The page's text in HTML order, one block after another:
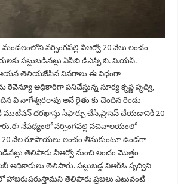
మండలంలోని నర్సింగపల్లి వీఆర్వో 20 వేలు లంచం
పట్టుబడినట్లు ఏసిబి డిఎస్పి బి. వి.యస్.
ఆయన తెలియజేసిన వివరాలు ఈ విధంగా
అధికారిగా పనిచేస్తున్న సూర్య కృష్ణ పృద్వి,
వి నాగేశ్వరరావు అనే రైతు కు చెందిన రెండు
ముటేషన్ దరఖాస్తు సిఫార్సు చేసి,ప్రాసెస్ చేయడానికి 20
నేపథ్యంలో నర్సింగపల్లి సచివాలయంలో
20 వేల రూపాయలు లంచం తీసుకుంటూ ఉండగా
తెలిపారు.వీఆర్వో నుంచి లంచం మొత్తం
అధికారులు తెలిపారు. పట్టుబడ్డ విఆర్ఓ పృద్విని
హాజరుపరుస్తామని తెలిపారు.ప్రజలు ఎటువంటి